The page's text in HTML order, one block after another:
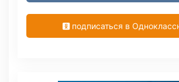
подписаться в